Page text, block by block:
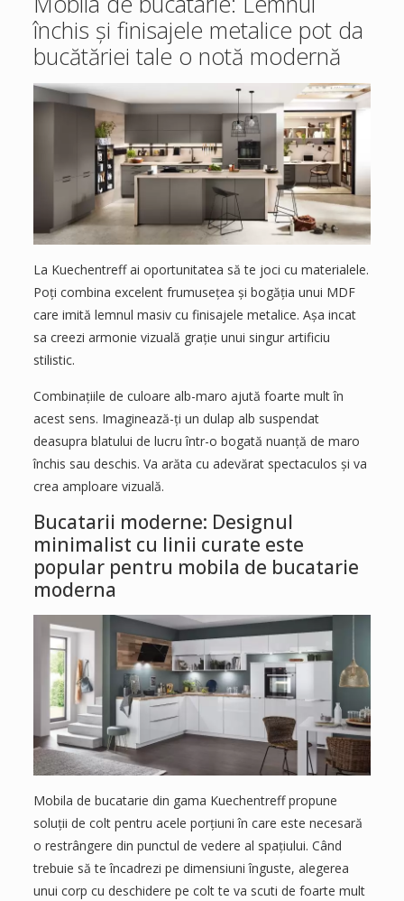
închis și finisajele metalice pot da
bucătăriei tale o notă modernă
La Kuechentreff ai oportunitatea să te joci cu materialele.
Poți combina excelent frumusețea și bogăția unui MDF
care imită lemnul masiv cu finisajele metalice. Așa incat
sa creezi armonie vizuală grație unui singur artificiu
stilistic.
Combinațiile de culoare alb-maro ajută foarte mult în
acest sens. Imaginează-ți un dulap alb suspendat
deasupra blatului de lucru într-o bogată nuanță de maro
închis sau deschis. Va arăta cu adevărat spectaculos și va
crea amploare vizuală.
Bucatarii moderne: Designul
minimalist cu linii curate este
popular pentru mobila de bucatarie
moderna
Mobila de bucatarie din gama Kuechentreff propune
soluții de colt pentru acele porțiuni în care este necesară
o restrângere din punctul de vedere al spațiului. Când
trebuie să te încadrezi pe dimensiuni înguste, alegerea
unui corp cu deschidere pe colt te va scuti de foarte mult